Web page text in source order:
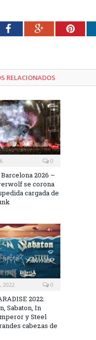
FacebookGoogle+
RELACIONADOS
0
2026 –
se corona
cargada de
2022 0
2022:
Sabaton, In
y Steel
cabezas de